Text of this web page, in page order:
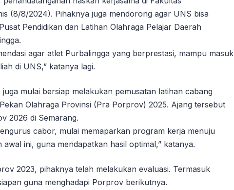
(8/8/2024). Pihaknya juga mendorong agar UNS bisa
Pendidikan dan Latihan Olahraga Pelajar Daerah
agar atlet Purbalingga yang berprestasi, mampu masuk
di UNS,” katanya lagi.
mulai bersiap melakukan pemusatan latihan cabang
Olahraga Provinsi (Pra Porprov) 2025. Ajang tersebut
2026 di Semarang.
cabor, mulai memaparkan program kerja menuju
ini, guna mendapatkan hasil optimal,” katanya.
2023, pihaknya telah melakukan evaluasi. Termasuk
guna menghadapi Porprov berikutnya.